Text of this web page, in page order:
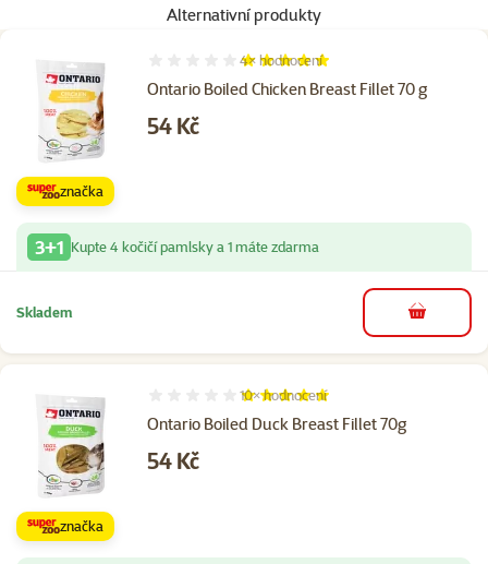
Alternativní produkty
Ontario Boiled Chicken Breast Fillet 70 g
Hodnocení 100%, počet hodnocení: 4
4× hodnocení
Cena
54 Kč
značka
3+1 Kupte 4 kočičí pamlsky a 1 máte zdarma
Skladem do košíku
Ontario Boiled Duck Breast Fillet 70g
Hodnocení 100%, počet hodnocení: 10
10×hodnocení
Cena
54 Kč
značka